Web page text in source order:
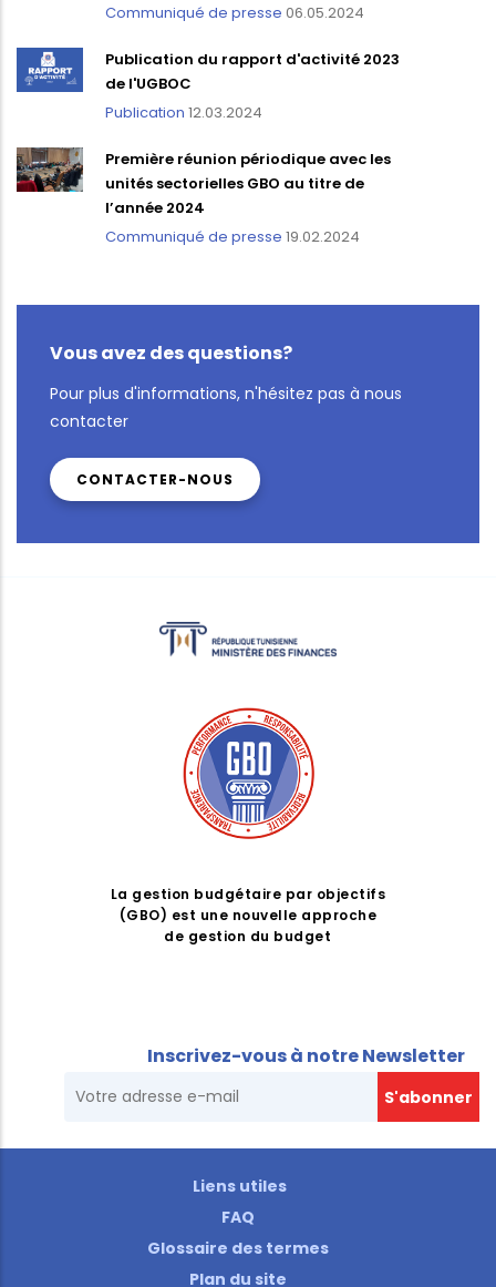
Communiqué de presse 06.05.2024
Publication du rapport d'activité 2023
de l'UGBOC
Publication 12.03.2024
Première réunion périodique avec les
unités sectorielles GBO au titre de
l’année 2024
Communiqué de presse 19.02.2024
Vous avez des questions?
Pour plus d'informations, n'hésitez pas à nous
contacter
CONTACTER-NOUS
La gestion budgétaire par objectifs
(GBO) est une nouvelle approche
de gestion du budget
Inscrivez-vous à notre Newsletter
Liens utiles
FAQ
Glossaire des termes
Plan du site